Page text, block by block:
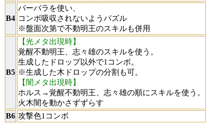
B4
バーバラを使い、
コンボ吸収されないようパズル
※盤面次第で不動明王のスキルも併用
B5
【光メタ出現時】
覚醒不動明王、志々雄のスキルを使う。
生成したドロップ以外で1コンボ。
※生成した木ドロップの分割も可。
【闇メタ出現時】
ホルス→覚醒不動明王、志々雄の順にスキルを使う。
火木闇を動かさずずらす
B6 攻撃色1コンボ